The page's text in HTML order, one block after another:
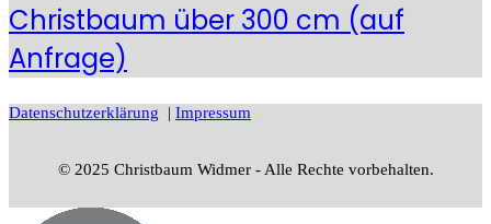
Christbaum über 300 cm (auf
Anfrage)
Datenschutzerklärung | Impressum
© 2025 Christbaum Widmer - Alle Rechte vorbehalten.